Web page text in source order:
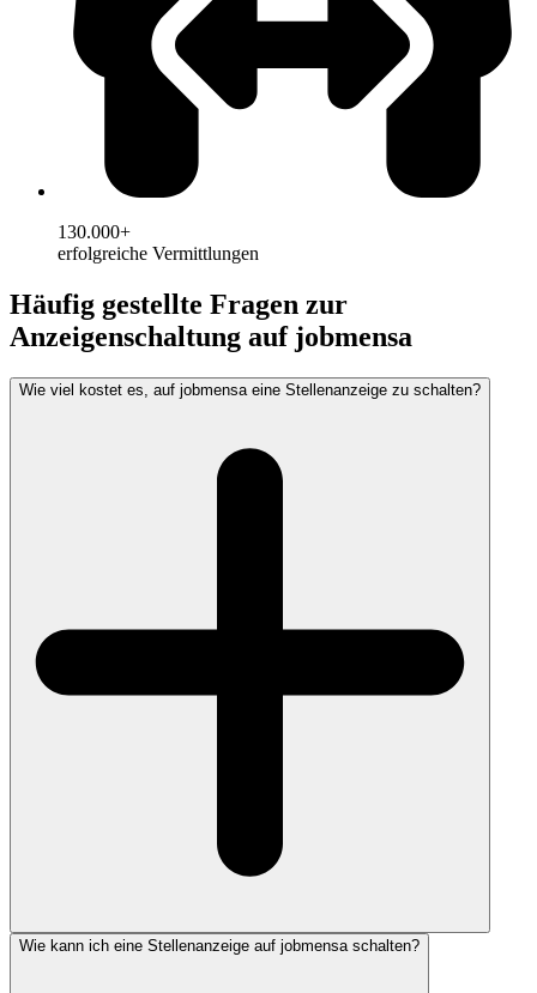
130.000+
erfolgreiche Vermittlungen
Häufig gestellte Fragen zur
Anzeigenschaltung auf jobmensa
Wie viel kostet es, auf jobmensa eine Stellenanzeige zu schalten?
Wie kann ich eine Stellenanzeige auf jobmensa schalten?